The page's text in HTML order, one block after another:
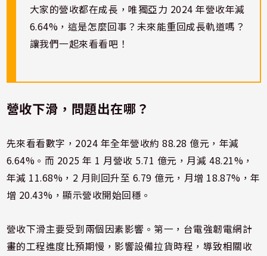
大家的營收都在成長，唯獨亞力 2024 年營收年減
6.64%，這是怎麼回事？未來能重回成長軌道嗎？
讓我們一起來看看吧！
營收下滑，問題出在哪？
先來看看數字，2024 年全年營收約 88.28 億元，年減
6.64%。而 2025 年 1 月營收 5.71 億元，月減 48.21%，
年減 11.68%，2 月則回升至 6.79 億元，月增 18.87%，年
增 20.43%，顯示營收開始回穩。
營收下滑主要受到兩個因素影響。第一，台電強韌電網計
畫的工程進度比預期慢，影響設備拉貨時程，導致相關收